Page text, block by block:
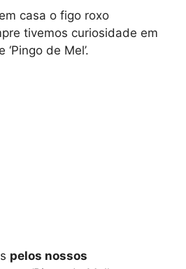
casa o figo roxo
tivemos curiosidade em
de Mel’.
pelos nossos